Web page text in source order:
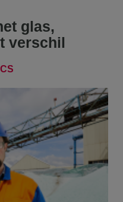
glas,
verschil
CS